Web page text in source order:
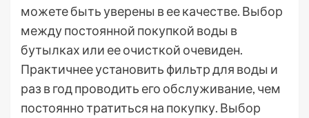
можете быть уверены в ее качестве. Выбор
между постоянной покупкой воды в
бутылках или ее очисткой очевиден.
Практичнее установить фильтр для воды и
раз в год проводить его обслуживание, чем
постоянно тратиться на покупку. Выбор